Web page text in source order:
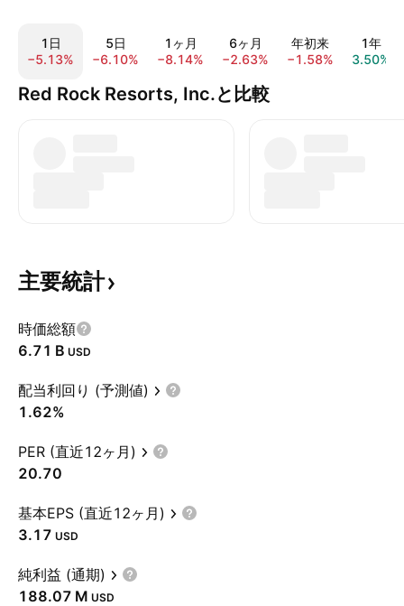
1日
−5.13%
5日
−6.10%
1ヶ月
−8.14%
6ヶ月
−2.63%
年初来
−1.58%
1年
3.50%
Red Rock Resorts, Inc.と比較
主要統計
時価総額
‪6.71 B‬ USD
配当利回り (予測値)
1.62%
PER (直近12ヶ月)
20.70
基本EPS (直近12ヶ月)
3.17 USD
純利益 (通期)
‪188.07 M‬ USD